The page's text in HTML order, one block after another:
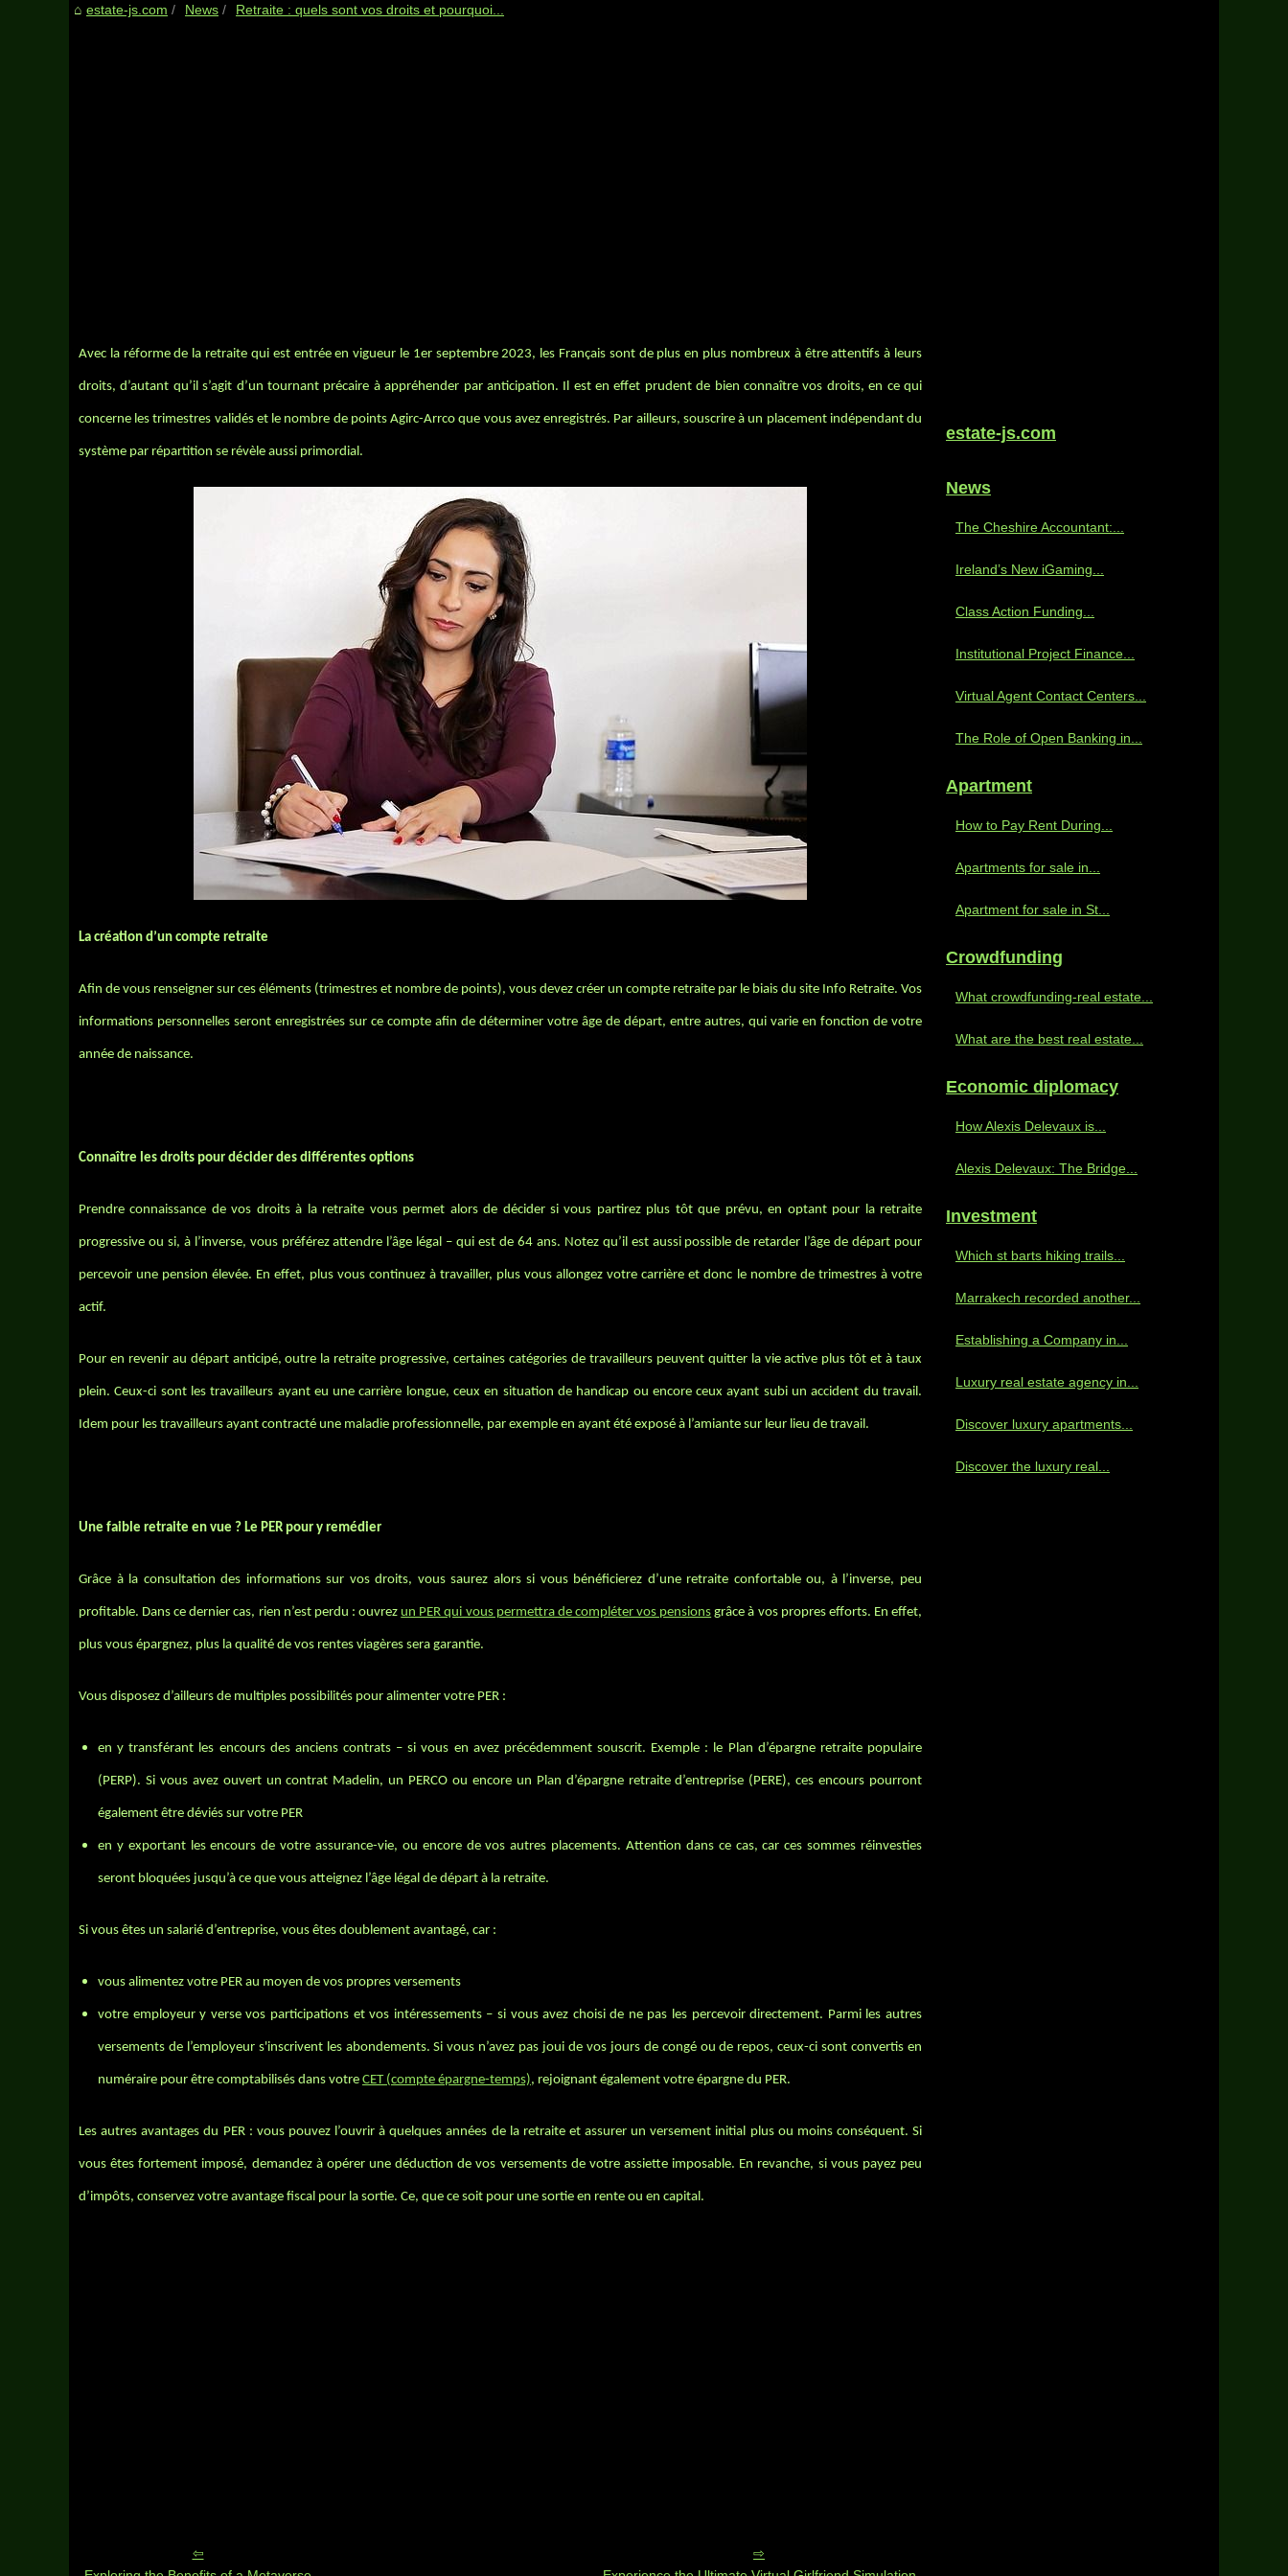
estate-js.com News Retraite : quels sont vos droits et pourquoi...
Avec la réforme de la retraite qui est entrée en vigueur le 1er septembre 2023, les Français sont de plus en plus nombreux à être attentifs à leurs
droits, d’autant qu’il s’agit d’un tournant précaire à appréhender par anticipation. Il est en effet prudent de bien connaître vos droits, en ce qui
concerne les trimestres validés et le nombre de points Agirc-Arrco que vous avez enregistrés. Par ailleurs, souscrire à un placement indépendant du
système par répartition se révèle aussi primordial.
La création d’un compte retraite
Afin de vous renseigner sur ces éléments (trimestres et nombre de points), vous devez créer un compte retraite par le biais du site Info Retraite. Vos
informations personnelles seront enregistrées sur ce compte afin de déterminer votre âge de départ, entre autres, qui varie en fonction de votre
année de naissance.
Connaître les droits pour décider des différentes options
Prendre connaissance de vos droits à la retraite vous permet alors de décider si vous partirez plus tôt que prévu, en optant pour la retraite
progressive ou si, à l’inverse, vous préférez attendre l’âge légal – qui est de 64 ans. Notez qu’il est aussi possible de retarder l’âge de départ pour
percevoir une pension élevée. En effet, plus vous continuez à travailler, plus vous allongez votre carrière et donc le nombre de trimestres à votre
actif.
Pour en revenir au départ anticipé, outre la retraite progressive, certaines catégories de travailleurs peuvent quitter la vie active plus tôt et à taux
plein. Ceux-ci sont les travailleurs ayant eu une carrière longue, ceux en situation de handicap ou encore ceux ayant subi un accident du travail.
Idem pour les travailleurs ayant contracté une maladie professionnelle, par exemple en ayant été exposé à l’amiante sur leur lieu de travail.
Une faible retraite en vue ? Le PER pour y remédier
Grâce à la consultation des informations sur vos droits, vous saurez alors si vous bénéficierez d’une retraite confortable ou, à l’inverse, peu
profitable. Dans ce dernier cas, rien n’est perdu : ouvrez un PER qui vous permettra de compléter vos pensions grâce à vos propres efforts. En effet,
plus vous épargnez, plus la qualité de vos rentes viagères sera garantie.
Vous disposez d’ailleurs de multiples possibilités pour alimenter votre PER :
en y transférant les encours des anciens contrats – si vous en avez précédemment souscrit. Exemple : le Plan d’épargne retraite populaire
(PERP). Si vous avez ouvert un contrat Madelin, un PERCO ou encore un Plan d’épargne retraite d’entreprise (PERE), ces encours pourront
également être déviés sur votre PER
en y exportant les encours de votre assurance-vie, ou encore de vos autres placements. Attention dans ce cas, car ces sommes réinvesties
seront bloquées jusqu’à ce que vous atteignez l’âge légal de départ à la retraite.
Si vous êtes un salarié d’entreprise, vous êtes doublement avantagé, car :
vous alimentez votre PER au moyen de vos propres versements
votre employeur y verse vos participations et vos intéressements – si vous avez choisi de ne pas les percevoir directement. Parmi les autres
versements de l’employeur s'inscrivent les abondements. Si vous n’avez pas joui de vos jours de congé ou de repos, ceux-ci sont convertis en
numéraire pour être comptabilisés dans votre CET (compte épargne-temps), rejoignant également votre épargne du PER.
Les autres avantages du PER : vous pouvez l’ouvrir à quelques années de la retraite et assurer un versement initial plus ou moins conséquent. Si
vous êtes fortement imposé, demandez à opérer une déduction de vos versements de votre assiette imposable. En revanche, si vous payez peu
d’impôts, conservez votre avantage fiscal pour la sortie. Ce, que ce soit pour une sortie en rente ou en capital.
estate-js.com
News
The Cheshire Accountant:...
Ireland’s New iGaming...
Class Action Funding...
Institutional Project Finance...
Virtual Agent Contact Centers...
The Role of Open Banking in...
Apartment
How to Pay Rent During...
Apartments for sale in...
Apartment for sale in St...
Crowdfunding
What crowdfunding-real estate...
What are the best real estate...
Economic diplomacy
How Alexis Delevaux is...
Alexis Delevaux: The Bridge...
Investment
Which st barts hiking trails...
Marrakech recorded another...
Establishing a Company in...
Luxury real estate agency in...
Discover luxury apartments...
Discover the luxury real...